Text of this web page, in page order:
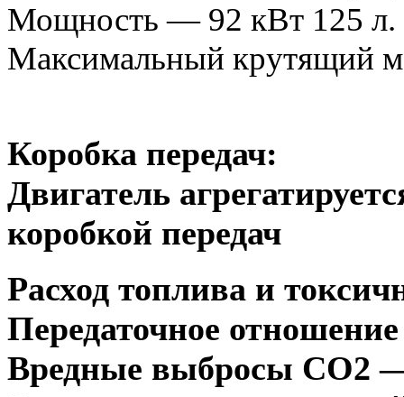
Мощность — 92 кВт 125 л.
Максимальный крутящий
Коробка передач:
Двигатель
коробкой передач
Расход топлива и
Передаточное
Вредные выбросы СО2